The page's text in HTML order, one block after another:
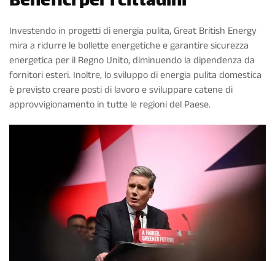
Investendo in progetti di energia pulita, Great British Energy
mira a ridurre le bollette energetiche e garantire sicurezza
energetica per il Regno Unito, diminuendo la dipendenza da
fornitori esteri. Inoltre, lo sviluppo di energia pulita domestica
è previsto creare posti di lavoro e sviluppare catene di
approvvigionamento in tutte le regioni del Paese.